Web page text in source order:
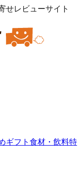
せレビューサイト
ギフト 食材・飲料特